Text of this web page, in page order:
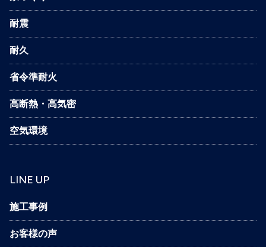
耐震
耐久
省令準耐火
高断熱・高気密
空気環境
LINE UP
施工事例
お客様の声